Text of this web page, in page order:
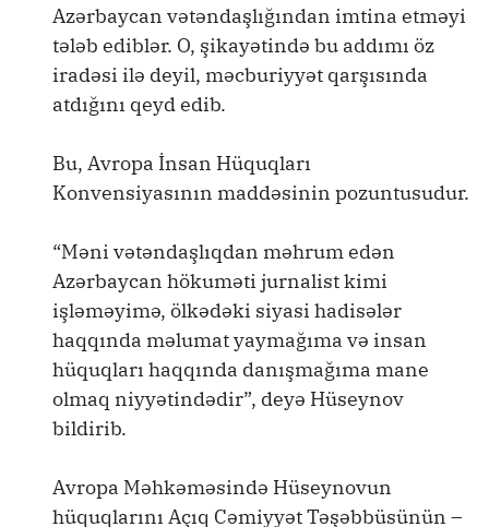
Azərbaycan vətəndaşlığından imtina etməyi
tələb ediblər. O, şikayətində bu addımı öz
iradəsi ilə deyil, məcburiyyət qarşısında
atdığını qeyd edib.
Bu, Avropa İnsan Hüquqları
Konvensiyasının maddəsinin pozuntusudur.
“Məni vətəndaşlıqdan məhrum edən
Azərbaycan hökuməti jurnalist kimi
işləməyimə, ölkədəki siyasi hadisələr
haqqında məlumat yaymağıma və insan
hüquqları haqqında danışmağıma mane
olmaq niyyətindədir”, deyə Hüseynov
bildirib.
Avropa Məhkəməsində Hüseynovun
hüquqlarını Açıq Cəmiyyət Təşəbbüsünün –